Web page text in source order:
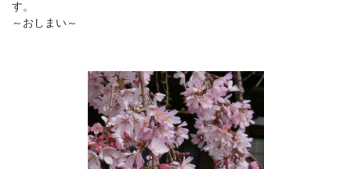
す。
～おしまい～